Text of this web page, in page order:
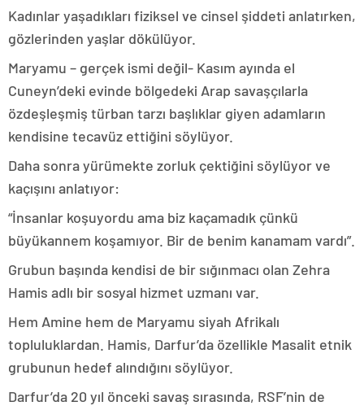
Kadınlar yaşadıkları fiziksel ve cinsel şiddeti anlatırken,
gözlerinden yaşlar dökülüyor.
Maryamu – gerçek ismi değil- Kasım ayında el
Cuneyn’deki evinde bölgedeki Arap savaşçılarla
özdeşleşmiş türban tarzı başlıklar giyen adamların
kendisine tecavüz ettiğini söylüyor.
Daha sonra yürümekte zorluk çektiğini söylüyor ve
kaçışını anlatıyor:
“İnsanlar koşuyordu ama biz kaçamadık çünkü
büyükannem koşamıyor. Bir de benim kanamam vardı”.
Grubun başında kendisi de bir sığınmacı olan Zehra
Hamis adlı bir sosyal hizmet uzmanı var.
Hem Amine hem de Maryamu siyah Afrikalı
topluluklardan. Hamis, Darfur’da özellikle Masalit etnik
grubunun hedef alındığını söylüyor.
Darfur’da 20 yıl önceki savaş sırasında, RSF’nin de